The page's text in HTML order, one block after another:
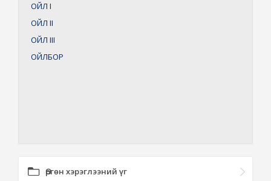
ОЙЛ I
ОЙЛ II
ОЙЛ III
ОЙЛБОР
Өргөн хэрэглээний үг